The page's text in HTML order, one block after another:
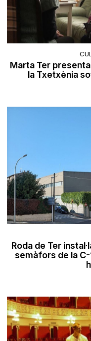
Marta Ter
la Txetxènia
Roda de Ter
semàfors de la